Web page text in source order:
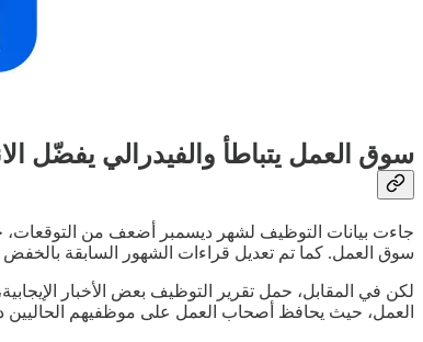
سوق العمل يتباطأ والفيدرالي يفضّل
سوق العمل. كما تم تعديل قراءات الشهور السابقة بالخفض بمقدار
العمل، حيث يحافظ أصحاب العمل على موظفيهم الحاليين